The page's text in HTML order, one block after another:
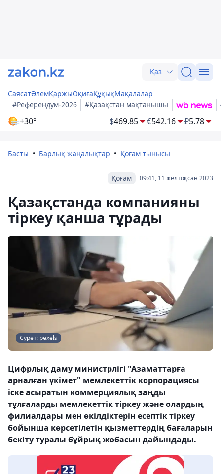
Қаз
СаясатӘлемҚаржыОқиғаҚұқықМақалалар
#Референдум-2026
#Қазақстан мақтанышы
+30° $469.85 €542.16 ₽5.78
Басты Барлық жаңалықтар Қоғам тынысы
09:41, 11 желтоқсан 2023
Қоғам
Қазақстанда компанияны
тіркеу қанша тұрады
Сурет: pexels
Цифрлық даму министрлігі "Азаматтарға
арналған үкімет" мемлекеттік корпорациясы
іске асыратын коммерциялық заңды
тұлғаларды мемлекеттік тіркеу және олардың
филиалдары мен өкілдіктерін есептік тіркеу
бойынша көрсетілетін қызметтердің бағаларын
бекіту туралы бұйрық жобасын дайындады.